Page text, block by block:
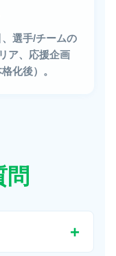
選手/チームの
ア、応援企画
化後）。
問